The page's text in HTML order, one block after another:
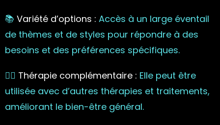
📚 Variété d’options : Accès à un large éventail
de thèmes et de styles pour répondre à des
besoins et des préférences spécifiques.
🧘‍♀️ Thérapie complémentaire : Elle peut être
utilisée avec d’autres thérapies et traitements,
améliorant le bien-être général.